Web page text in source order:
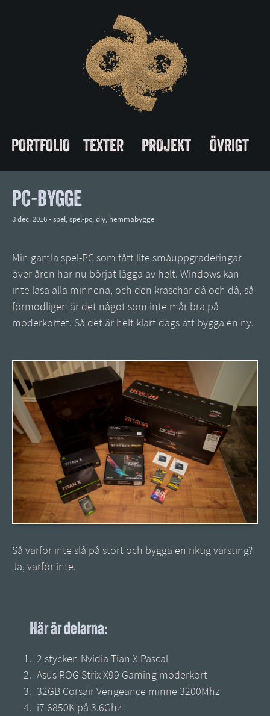
PORTFOLIO TEXTER PROJEKT ÖVRIGT
PC-BYGGE
8 dec. 2016 - spel, spel-pc, diy, hemmabygge
Min gamla spel-PC som fått lite småuppgraderingar
över åren har nu börjat lägga av helt. Windows kan
inte läsa alla minnena, och den kraschar då och då, så
förmodligen är det något som inte mår bra på
moderkortet. Så det är helt klart dags att bygga en ny.
Så varför inte slå på stort och bygga en riktig värsting?
Ja, varför inte.
Här är delarna:
2 stycken Nvidia Tian X Pascal
Asus ROG Strix X99 Gaming moderkort
32GB Corsair Vengeance minne 3200Mhz
i7 6850K på 3.6Ghz